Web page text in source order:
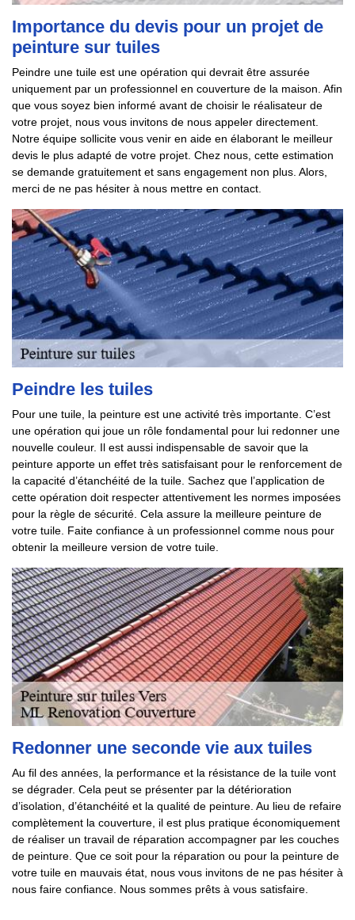
Importance du devis pour un projet de
peinture sur tuiles
Peindre une tuile est une opération qui devrait être assurée
uniquement par un professionnel en couverture de la maison. Afin
que vous soyez bien informé avant de choisir le réalisateur de
votre projet, nous vous invitons de nous appeler directement.
Notre équipe sollicite vous venir en aide en élaborant le meilleur
devis le plus adapté de votre projet. Chez nous, cette estimation
se demande gratuitement et sans engagement non plus. Alors,
merci de ne pas hésiter à nous mettre en contact.
Peindre les tuiles
Pour une tuile, la peinture est une activité très importante. C’est
une opération qui joue un rôle fondamental pour lui redonner une
nouvelle couleur. Il est aussi indispensable de savoir que la
peinture apporte un effet très satisfaisant pour le renforcement de
la capacité d’étanchéité de la tuile. Sachez que l’application de
cette opération doit respecter attentivement les normes imposées
pour la règle de sécurité. Cela assure la meilleure peinture de
votre tuile. Faite confiance à un professionnel comme nous pour
obtenir la meilleure version de votre tuile.
Redonner une seconde vie aux tuiles
Au fil des années, la performance et la résistance de la tuile vont
se dégrader. Cela peut se présenter par la détérioration
d’isolation, d’étanchéité et la qualité de peinture. Au lieu de refaire
complètement la couverture, il est plus pratique économiquement
de réaliser un travail de réparation accompagner par les couches
de peinture. Que ce soit pour la réparation ou pour la peinture de
votre tuile en mauvais état, nous vous invitons de ne pas hésiter à
nous faire confiance. Nous sommes prêts à vous satisfaire.